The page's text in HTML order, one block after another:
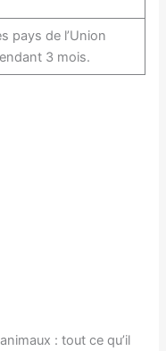
pays de l’Union
3 mois.
: tout ce qu’il